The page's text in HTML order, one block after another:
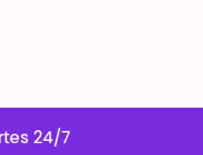
24/7